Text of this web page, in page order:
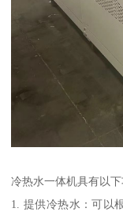
冷热水一体机具有以下
1. 提供冷热水：可以